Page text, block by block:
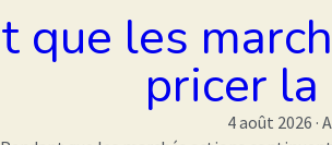
que les
pricer
4 août 2026 ·